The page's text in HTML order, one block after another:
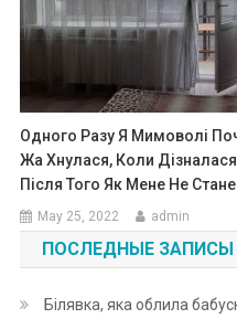
Одного Разу Я Мимоволі
Жа Хнулася, Коли
Після Того Як Мене Не Стане
May 25, 2022 admin
ПОСЛЕДНЫЕ ЗАПИСЫ
Білявка, яка облила